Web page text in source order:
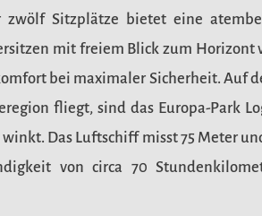
zwölf Sitzplätze bietet eine
mit freiem Blick zum
bei maximaler Sicherheit. Auf
fliegt, sind das Europa-Park
Das Luftschiff misst 75 Meter
von circa 70